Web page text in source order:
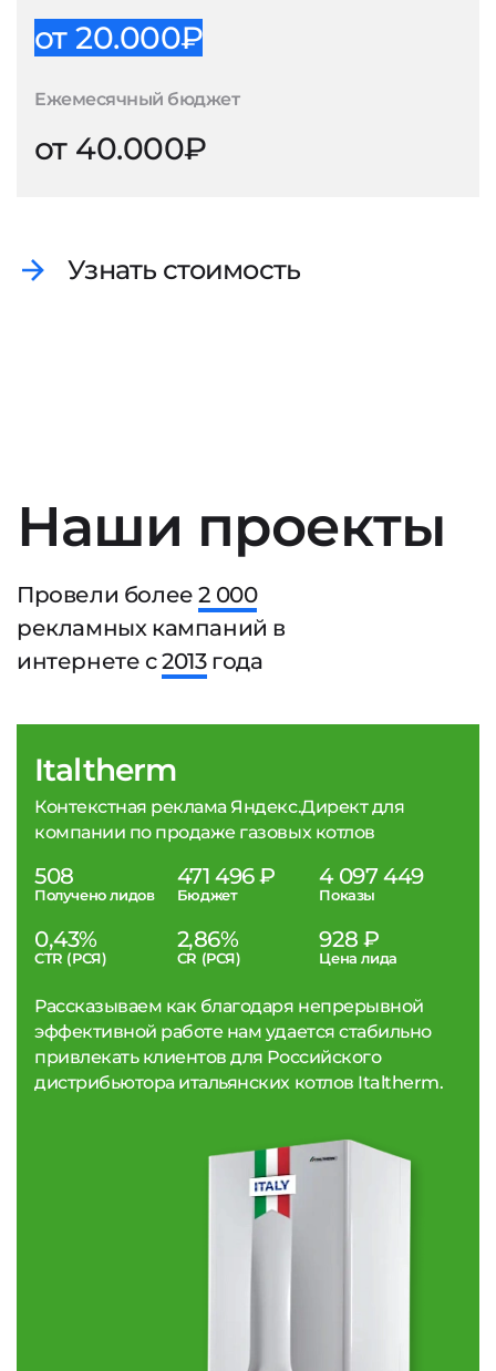
от 20.000₽
Ежемесячный бюджет
от 40.000₽
Узнать стоимость
Наши проекты
Провели более2 000
рекламных кампаний в
интернете с2013года
Italtherm
Контекстная реклама Яндекс.Директ для
компании по продаже газовых котлов
508
Получено лидов
471 496 ₽
Бюджет
4 097 449
Показы
0,43%
CTR (РСЯ)
2,86%
CR (РСЯ)
928 ₽
Цена лида
Рассказываем как благодаря непрерывной
эффективной работе нам удается стабильно
привлекать клиентов для Российского
дистрибьютора итальянских котлов Italtherm.